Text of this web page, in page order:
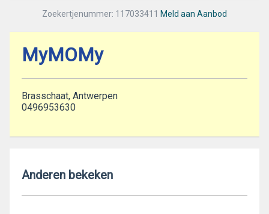
Zoekertjenummer: 117033411 Meld aan Aanbod
MyMOMy
Brasschaat, Antwerpen
0496953630
Anderen bekeken